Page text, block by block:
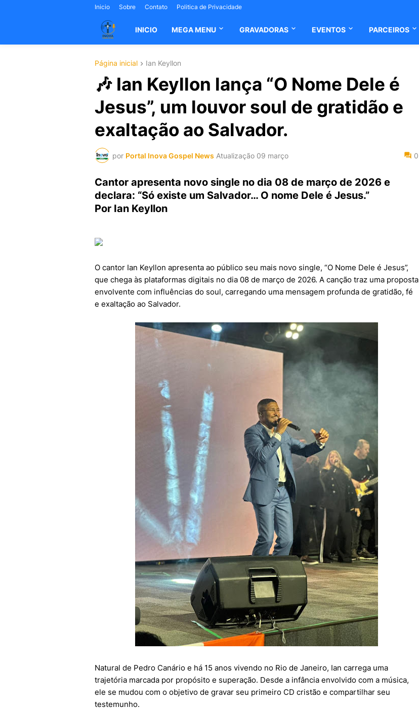
Inicio Sobre Contato Politica de Privacidade
INICIO MEGA MENU GRAVADORAS EVENTOS PARCEIROS
Página inicial Ian Keyllon
🎶 Ian Keyllon lança “O Nome Dele é
Jesus”, um louvor soul de gratidão e
exaltação ao Salvador.
por Portal Inova Gospel News Atualização 09 março 0
Cantor apresenta novo single no dia 08 de março de 2026 e
declara: “Só existe um Salvador… O nome Dele é Jesus.”
Por Ian Keyllon
O cantor Ian Keyllon apresenta ao público seu mais novo single, “O Nome Dele é Jesus”,
que chega às plataformas digitais no dia 08 de março de 2026. A canção traz uma proposta
envolvente com influências do soul, carregando uma mensagem profunda de gratidão, fé
e exaltação ao Salvador.
Natural de Pedro Canário e há 15 anos vivendo no Rio de Janeiro, Ian carrega uma
trajetória marcada por propósito e superação. Desde a infância envolvido com a música,
ele se mudou com o objetivo de gravar seu primeiro CD cristão e compartilhar seu
testemunho.